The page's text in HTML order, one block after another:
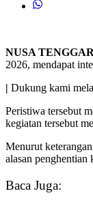
NUSA
2026, mendapat
| Dukung kami
Peristiwa tersebut
kegiatan tersebut
Menurut
alasan penghentian
Baca Juga: